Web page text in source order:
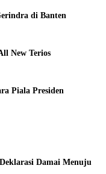
di Banten
New Terios
Piala Presiden
Damai Menuju